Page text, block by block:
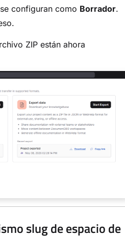
configuran como Borrador.
ZIP están ahora
slug de espacio de